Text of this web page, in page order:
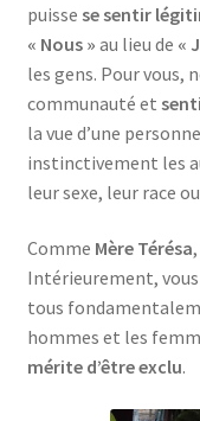
puisse se sentir
« Nous » au lieu de «
les gens. Pour vous,
communauté et
la vue d’une
instinctivement les
leur sexe, leur race
Comme Mère Térésa
Intérieurement,
tous
hommes et les
mérite d’être exclu.